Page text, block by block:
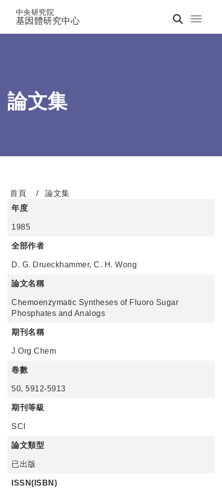
Toggle
中央研究院
基因體研究中心
論文集
首頁
論文集
年度
1985
全部作者
D. G. Drueckhammer, C. H. Wong
論文名稱
Chemoenzymatic Syntheses of Fluoro Sugar
Phosphates and Analogs
期刊名稱
J Org Chem
卷數
50, 5912-5913
期刊等級
SCI
論文類型
已出版
ISSN(ISBN)